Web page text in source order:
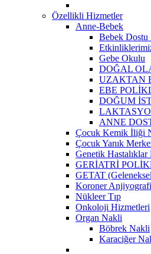
Özellikli Hizmetler
Anne-Bebek
Bebek Dostu
Gebe Okulu
DOĞAL
UZAKTAN
EBE
DOĞUM
ANNE
Çocuk Kemik İliği
Çocuk Yanık
Genetik
GERİATRİ
GETAT
Koroner
Nükleer Tıp
Onkoloji Hizmetleri
Organ Nakli
Böbrek Nakli
Karaciğer